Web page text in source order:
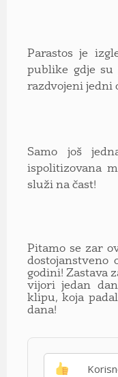
Parastos je
publike gdje
razdvojeni jedni
Samo još
ispolitizovana
služi na čast!
Pitamo se zar
dostojanstveno
godini! Zastava
vijori jedan
klipu, koja
dana!